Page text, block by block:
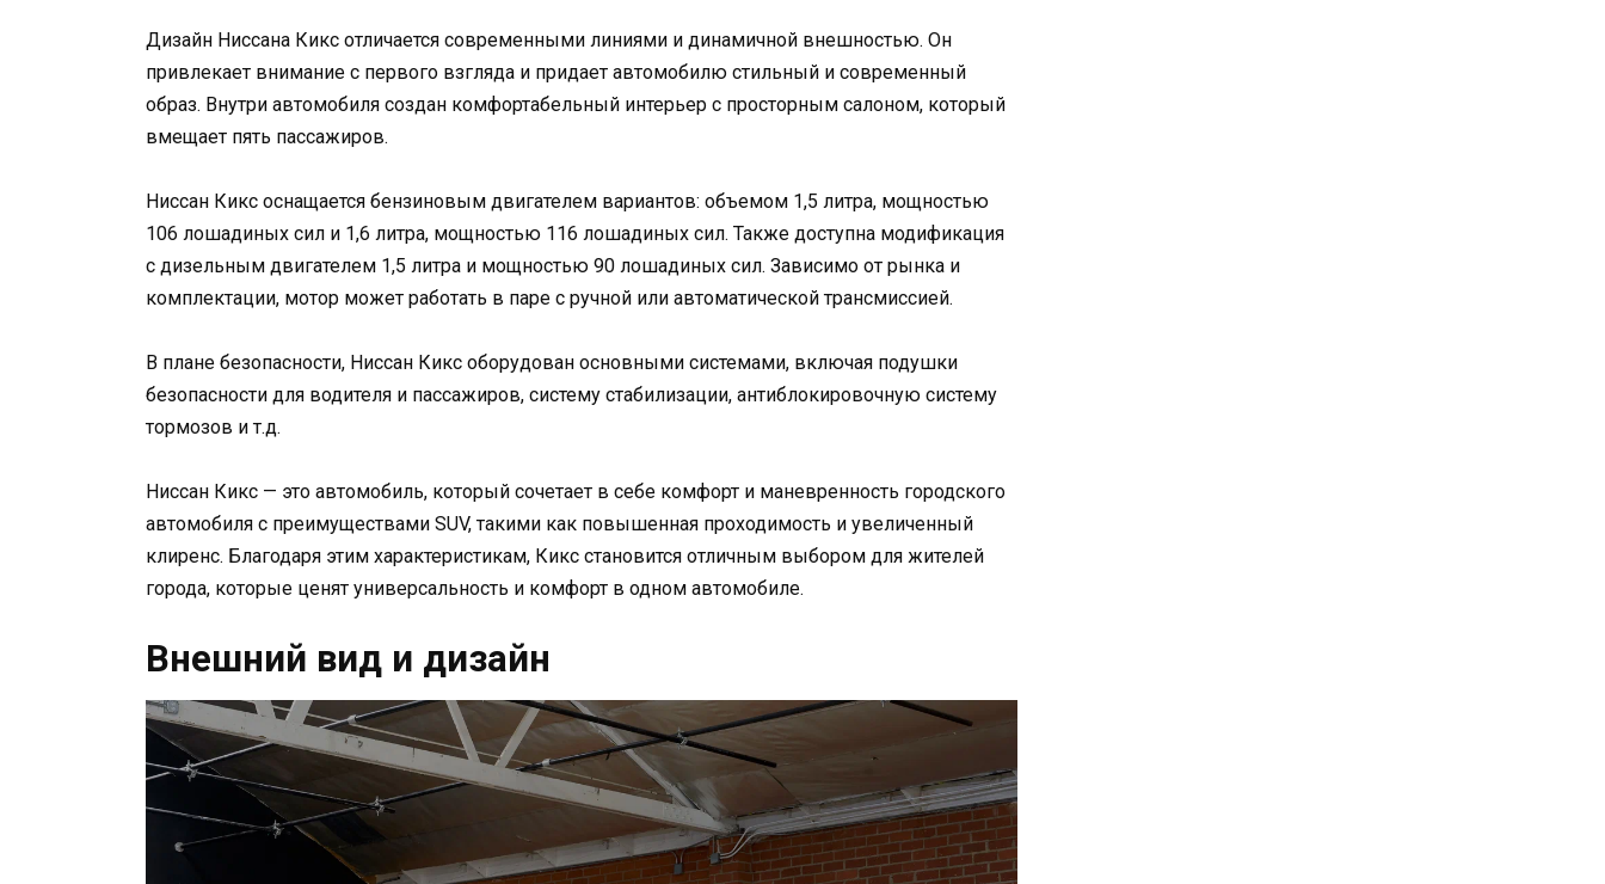
Дизайн Ниссана Кикс отличается современными линиями и динамичной внешностью. Он
привлекает внимание с первого взгляда и придает автомобилю стильный и современный
образ. Внутри автомобиля создан комфортабельный интерьер с просторным салоном, который
вмещает пять пассажиров.
Ниссан Кикс оснащается бензиновым двигателем вариантов: объемом 1,5 литра, мощностью
106 лошадиных сил и 1,6 литра, мощностью 116 лошадиных сил. Также доступна модификация
с дизельным двигателем 1,5 литра и мощностью 90 лошадиных сил. Зависимо от рынка и
комплектации, мотор может работать в паре с ручной или автоматической трансмиссией.
В плане безопасности, Ниссан Кикс оборудован основными системами, включая подушки
безопасности для водителя и пассажиров, систему стабилизации, антиблокировочную систему
тормозов и т.д.
Ниссан Кикс — это автомобиль, который сочетает в себе комфорт и маневренность городского
автомобиля с преимуществами SUV, такими как повышенная проходимость и увеличенный
клиренс. Благодаря этим характеристикам, Кикс становится отличным выбором для жителей
города, которые ценят универсальность и комфорт в одном автомобиле.
Внешний вид и дизайн